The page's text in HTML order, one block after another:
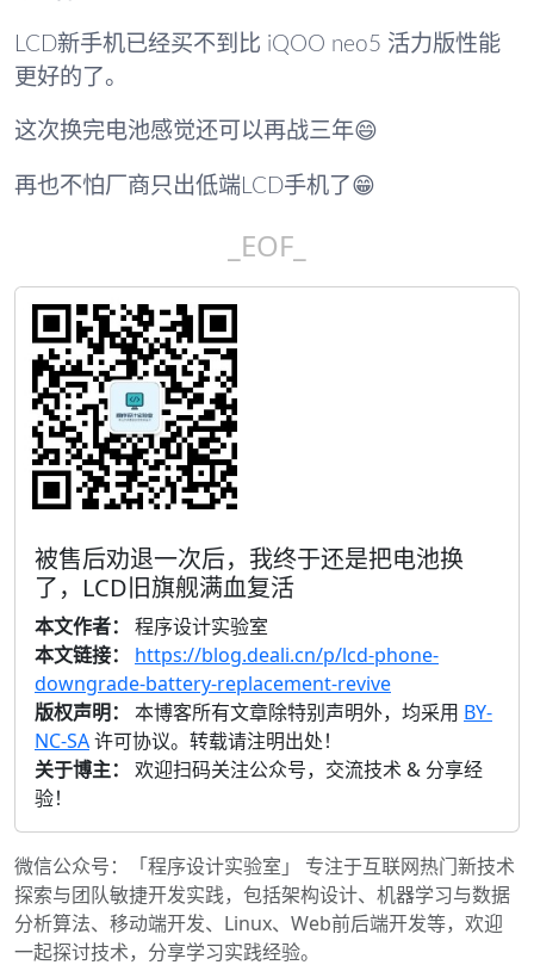
LCD新手机已经买不到比 iQOO neo5 活力版性能
更好的了。
这次换完电池感觉还可以再战三年😄
再也不怕厂商只出低端LCD手机了😁
_EOF_
被售后劝退一次后，我终于还是把电池换
了，LCD旧旗舰满血复活
本文作者：
程序设计实验室
本文链接：
https://blog.deali.cn/p/lcd-phone-
downgrade-battery-replacement-revive
版权声明：
本博客所有文章除特别声明外，均采用 BY-
NC-SA许可协议。转载请注明出处！
关于博主：
欢迎扫码关注公众号，交流技术 & 分享经
验！
微信公众号：「程序设计实验室」 专注于互联网热门新技术
探索与团队敏捷开发实践，包括架构设计、机器学习与数据
分析算法、移动端开发、Linux、Web前后端开发等，欢迎
一起探讨技术，分享学习实践经验。